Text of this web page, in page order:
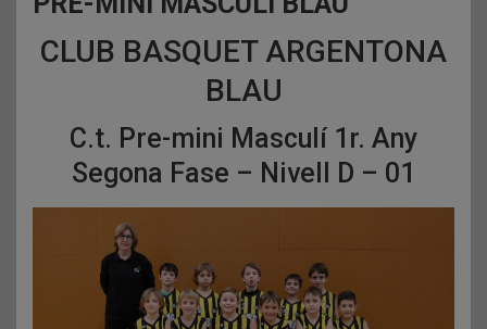
CLUB BASQUET ARGENTONA
BLAU
C.t. Pre-mini Masculí 1r. Any
Segona Fase – Nivell D – 01